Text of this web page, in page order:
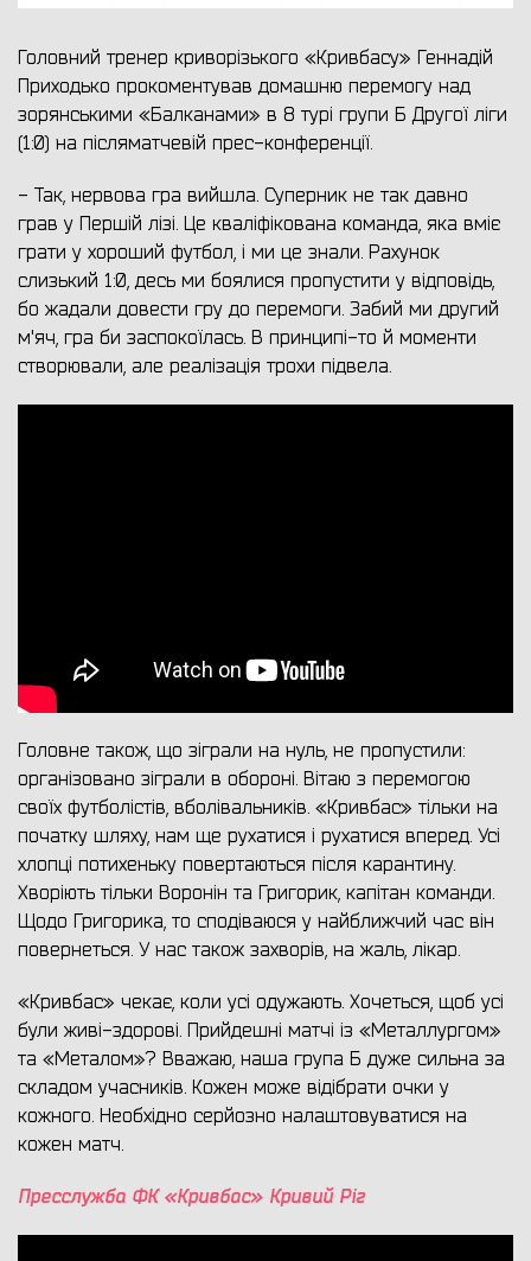
Головний тренер криворізького «Кривбасу» Геннадій
Приходько прокоментував домашню перемогу над
зорянськими «Балканами» в 8 турі групи Б Другої ліги
(1:0) на післяматчевій прес-конференції.
- Так, нервова гра вийшла. Суперник не так давно
грав у Першій лізі. Це кваліфікована команда, яка вміє
грати у хороший футбол, і ми це знали. Рахунок
слизький 1:0, десь ми боялися пропустити у відповідь,
бо жадали довести гру до перемоги. Забий ми другий
м'яч, гра би заспокоїлась. В принципі-то й моменти
створювали, але реалізація трохи підвела.
Головне також, що зіграли на нуль, не пропустили:
організовано зіграли в обороні. Вітаю з перемогою
своїх футболістів, вболівальників. «Кривбас» тільки на
початку шляху, нам ще рухатися і рухатися вперед. Усі
хлопці потихеньку повертаються після карантину.
Хворіють тільки Воронін та Григорик, капітан команди.
Щодо Григорика, то сподіваюся у найближчий час він
повернеться. У нас також захворів, на жаль, лікар.
«Кривбас» чекає, коли усі одужають. Хочеться, щоб усі
були живі-здорові. Прийдешні матчі із «Металлургом»
та «Металом»? Вважаю, наша група Б дуже сильна за
складом учасників. Кожен може відібрати очки у
кожного. Необхідно серйозно налаштовуватися на
кожен матч.
Пресслужба ФК «Кривбас» Кривий Ріг